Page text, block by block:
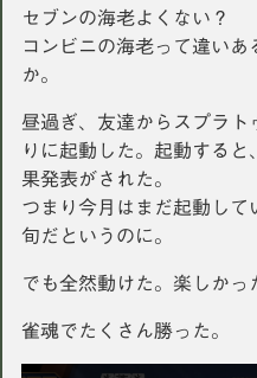
セブンの海老よくない？
コンビニの海老って違い
か。
昼過ぎ、友達からスプラ
りに起動した。起動する
果発表がされた。
つまり今月はまだ起動し
旬だというのに。
でも全然動けた。楽しかっ
雀魂でたくさん勝った。